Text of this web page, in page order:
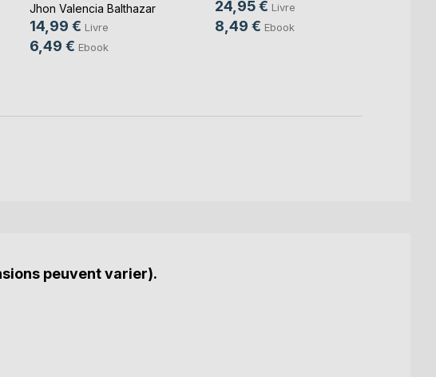
Jhon Valencia Balthazar
14,99 € Livre
6,49 € Ebook
24,95 € Livre
8,49 € Ebook
peuvent varier).